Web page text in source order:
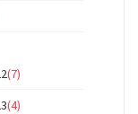
(7)
(4)